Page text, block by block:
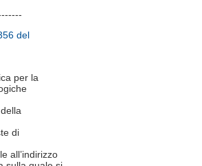
del
per la
di
all’indirizzo